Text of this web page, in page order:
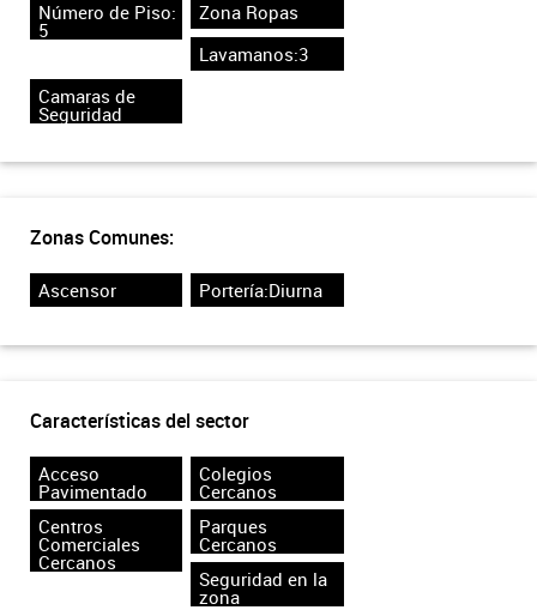
Número de Piso:
5
Zona Ropas
Lavamanos:3
Camaras de
Seguridad
Zonas Comunes:
Ascensor Portería:Diurna
Características del sector
Acceso
Pavimentado
Colegios
Cercanos
Centros
Comerciales
Cercanos
Parques
Cercanos
Seguridad en la
zona